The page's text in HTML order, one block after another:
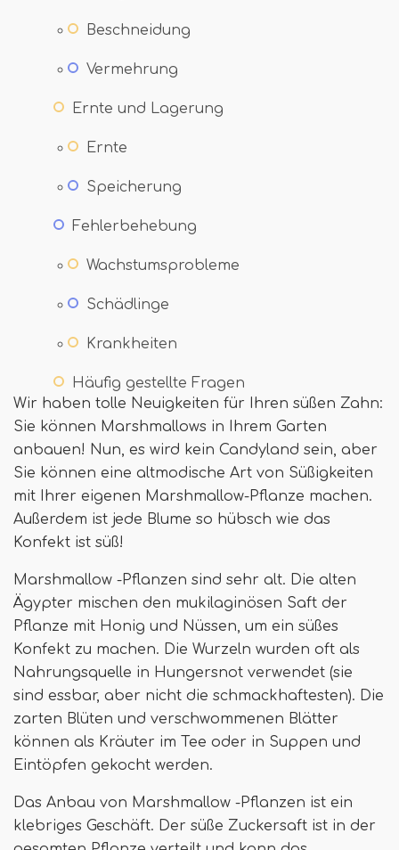
Beschneidung
Vermehrung
Ernte und Lagerung
Ernte
Speicherung
Fehlerbehebung
Wachstumsprobleme
Schädlinge
Krankheiten
Häufig gestellte Fragen
Wir haben tolle Neuigkeiten für Ihren süßen Zahn:
Sie können Marshmallows in Ihrem Garten
anbauen! Nun, es wird kein Candyland sein, aber
Sie können eine altmodische Art von Süßigkeiten
mit Ihrer eigenen Marshmallow-Pflanze machen.
Außerdem ist jede Blume so hübsch wie das
Konfekt ist süß!
Marshmallow -Pflanzen sind sehr alt. Die alten
Ägypter mischen den mukilaginösen Saft der
Pflanze mit Honig und Nüssen, um ein süßes
Konfekt zu machen. Die Wurzeln wurden oft als
Nahrungsquelle in Hungersnot verwendet (sie
sind essbar, aber nicht die schmackhaftesten). Die
zarten Blüten und verschwommenen Blätter
können als Kräuter im Tee oder in Suppen und
Eintöpfen gekocht werden.
Das Anbau von Marshmallow -Pflanzen ist ein
klebriges Geschäft. Der süße Zuckersaft ist in der